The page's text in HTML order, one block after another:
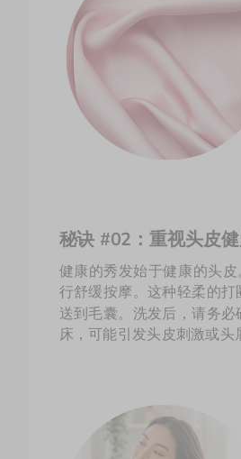
健康的秀发始于健康的头
行舒缓按摩。这种轻柔的
送到毛囊。洗发后，请务
床，可能引发头皮刺激或头
秘诀 #02：重视头皮